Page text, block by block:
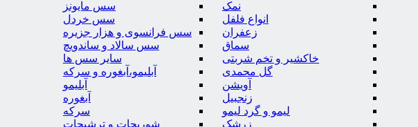
نمک
انواع فلفل
زعفران
سماق
خاکشیر و تخم شربتی
گل محمدی
آویشن
زنجبیل
لیمو و گرد لیمو
زرشک
سس مایونز
سس خردل
سس فرانسوی و هزار جزیره
سس سالاد و ساندویچ
سایر سس ها
آبلیمو،آبغوره و سرکه
آبلیمو
آبغوره
سرکه
شوریجات و ترشیجات